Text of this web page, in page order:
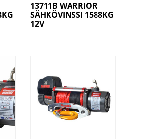
13711B WARRIOR
SÄHKÖVINSSI 1588KG
12V